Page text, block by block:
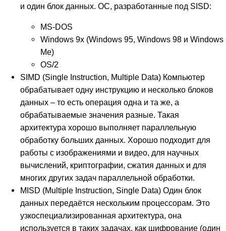
и один блок данных. ОС, разработанные под SISD:
MS-DOS
Windows 9x (Windows 95, Windows 98 и Windows
Me)
OS/2
SIMD (Single Instruction, Multiple Data) Компьютер
обрабатывает одну инструкцию и несколько блоков
данных – то есть операция одна и та же, а
обрабатываемые значения разные. Такая
архитектура хорошо выполняет параллельную
обработку больших данных. Хорошо подходит для
работы с изображениями и видео, для научных
вычислений, криптографии, сжатия данных и для
многих других задач параллельной обработки.
MISD (Multiple Instruction, Single Data) Один блок
данных передаётся нескольким процессорам. Это
узкоспециализированная архитектура, она
используется в таких задачах, как шифрование (один